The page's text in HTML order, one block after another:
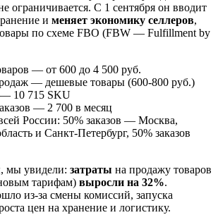
ограничивается. С 1 сентября он вводит
и меняет экономику селлеров,
по схеме FBO (FBW — Fulfillment by
— от 600 до 4 500 руб.
— дешевые товары (600-800 руб.)
10 715 SKU
— 2 700 в месяц
России: 50% заказов — Москва,
и Санкт-Петербург, 50% заказов
мы увидели: затраты на продажу товаров
тарифам) выросли на 32%.
из-за смены комиссий, запуска
цен на хранение и логистику.